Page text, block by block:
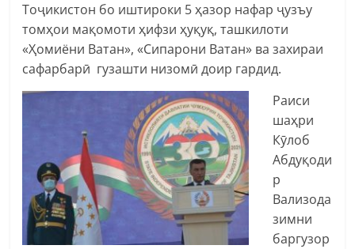
Тоҷикистон бо иштироки 5 ҳазор нафар ҷузъу
томҳои мақомоти ҳифзи ҳуқуқ, ташкилоти
«Ҳомиёни Ватан», «Сипарони Ватан» ва захираи
сафарбарӣ гузашти низомӣ доир гардид.
Раиси
шаҳри
Кӯлоб
Абдуқоди
р
Вализода
зимни
баргузор